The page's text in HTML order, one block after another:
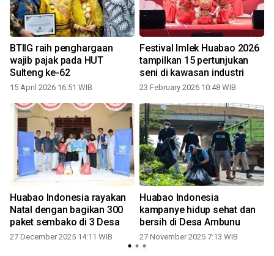
BTIIG raih penghargaan
wajib pajak pada HUT
Sulteng ke-62
15 April 2026 16:51 WIB
Festival Imlek Huabao 2026
tampilkan 15 pertunjukan
seni di kawasan industri
23 February 2026 10:48 WIB
Huabao Indonesia rayakan
Natal dengan bagikan 300
paket sembako di 3 Desa
27 December 2025 14:11 WIB
Huabao Indonesia
kampanye hidup sehat dan
bersih di Desa Ambunu
27 November 2025 7:13 WIB